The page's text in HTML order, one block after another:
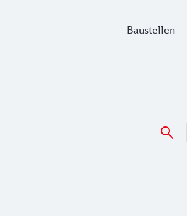
Baustellen